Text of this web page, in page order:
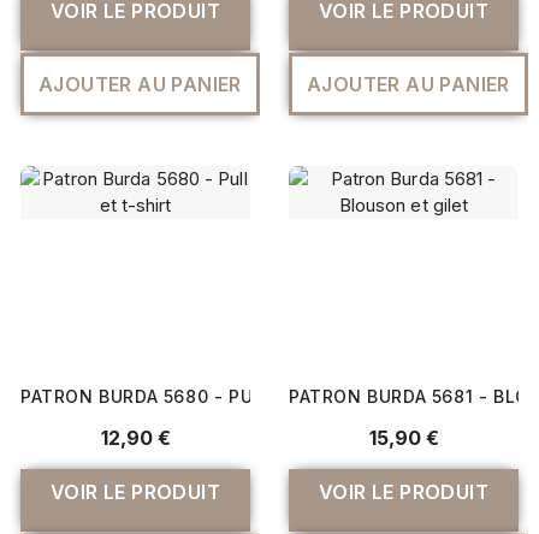
VOIR LE PRODUIT
AJOUTER AU PANIER
VOIR LE PRODUIT
AJOUTER AU PANIER
PATRON BURDA 5680 - PULL ET T-SHIRT
12,90 €
VOIR LE PRODUIT
PATRON BURDA 5681 -
15,90 €
VOIR LE PRODUIT